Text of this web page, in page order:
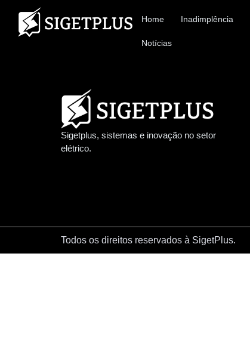
Home Inadimplência
Notícias
Sigetplus, sistemas e inovação no setor
elétrico.
Todos os direitos reservados à SigetPlus.